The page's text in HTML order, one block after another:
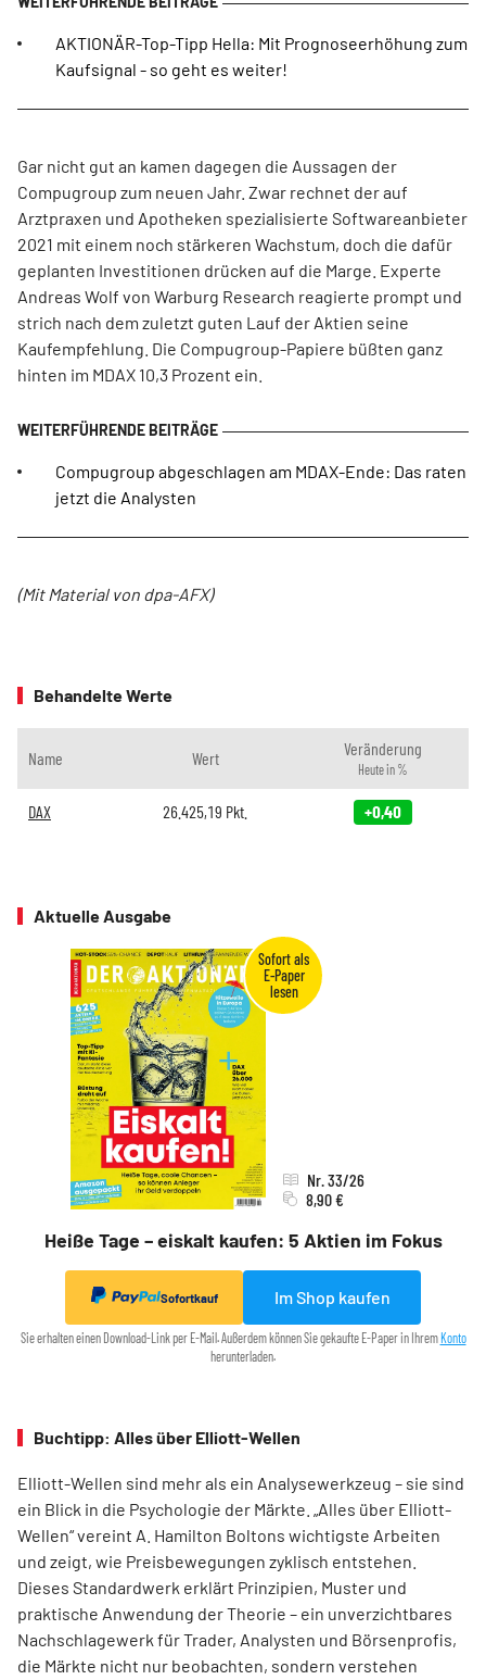
AKTIONÄR-Top-Tipp Hella: Mit Prognoseerhöhung zum
Kaufsignal - so geht es weiter!
Gar nicht gut an kamen dagegen die Aussagen der
Compugroup zum neuen Jahr. Zwar rechnet der auf
Arztpraxen und Apotheken spezialisierte Softwareanbieter
2021 mit einem noch stärkeren Wachstum, doch die dafür
geplanten Investitionen drücken auf die Marge. Experte
Andreas Wolf von Warburg Research reagierte prompt und
strich nach dem zuletzt guten Lauf der Aktien seine
Kaufempfehlung. Die Compugroup-Papiere büßten ganz
hinten im MDAX 10,3 Prozent ein.
Compugroup abgeschlagen am MDAX-Ende: Das raten
jetzt die Analysten
(Mit Material von dpa-AFX)
Behandelte Werte
Name Wert Veränderung
Heute in %
DAX 26.425,19 Pkt. +0,40
Aktuelle Ausgabe
Heiße Tage – eiskalt kaufen: 5 Aktien im Fokus
Nr. 33/26
8,90 €
Sofortkauf Im Shop kaufen
Sie erhalten einen Download-Link per E-Mail. Außerdem können Sie gekaufte E-Paper in Ihrem Konto
herunterladen.
Buchtipp: Alles über Elliott-Wellen
Elliott-Wellen sind mehr als ein Analysewerkzeug – sie sind
ein Blick in die Psychologie der Märkte. „Alles über Elliott-
Wellen“ vereint A. Hamilton Boltons wichtigste Arbeiten
und zeigt, wie Preisbewegungen zyklisch entstehen.
Dieses Standardwerk erklärt Prinzipien, Muster und
praktische Anwendung der Theorie – ein unverzichtbares
Nachschlagewerk für Trader, Analysten und Börsenprofis,
die Märkte nicht nur beobachten, sondern verstehen